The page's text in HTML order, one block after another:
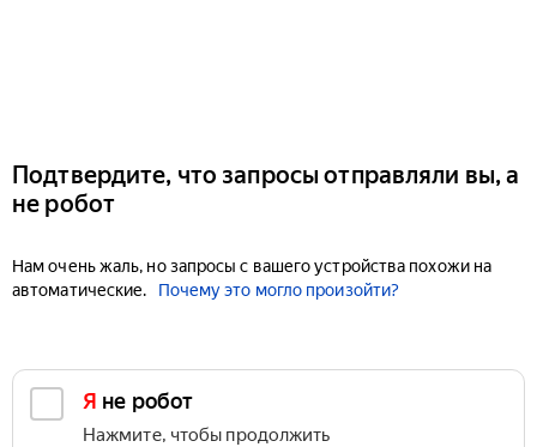
Подтвердите, что запросы отправляли вы, а
не робот
Нам очень жаль, но запросы с вашего устройства похожи на
автоматические.
Почему это могло произойти?
Я не робот
Нажмите, чтобы продолжить